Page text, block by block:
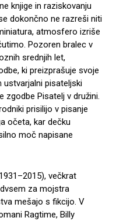
knjige in raziskovanju
dokončno ne razreši niti
atmosfero izriše
Pozoren bralec v
srednjih let,
ki preizprašuje svoje
ustvarjalni pisateljski
zgodbe Pisatelj v družini.
prisilijo v pisanje
očeta, kar dečku
moč napisane
večkrat
za mojstra
mešajo s fikcijo. V
Ragtime, Billy